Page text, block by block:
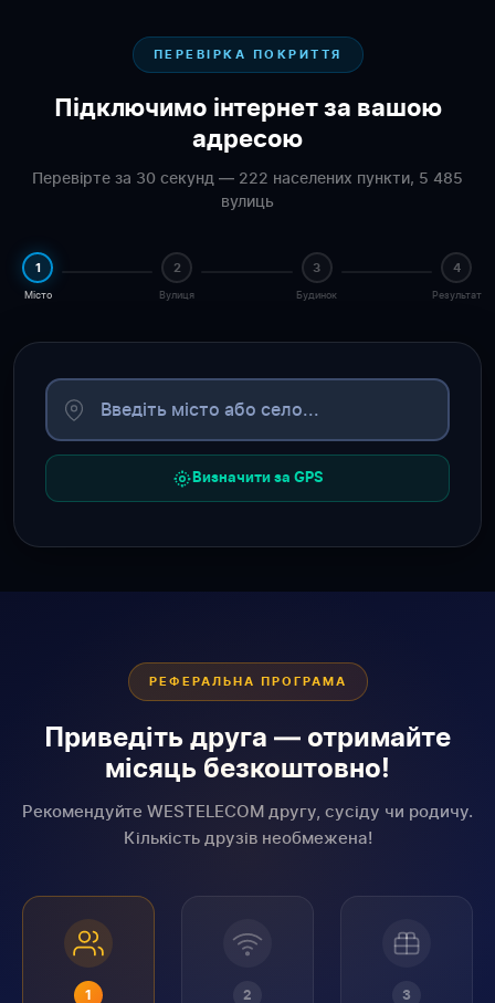
ПЕРЕВІРКА ПОКРИТТЯ
Підключимо інтернет за вашою
адресою
Перевірте за 30 секунд — 222 населених пункти, 5 485
вулиць
1
Місто
2
Вулиця
3
Будинок
4
Результат
Визначити за GPS
РЕФЕРАЛЬНА ПРОГРАМА
Приведіть друга — отримайте
місяць безкоштовно!
Рекомендуйте WESTELECOM другу, сусіду чи родичу.
Кількість друзів необмежена!
1 2 3